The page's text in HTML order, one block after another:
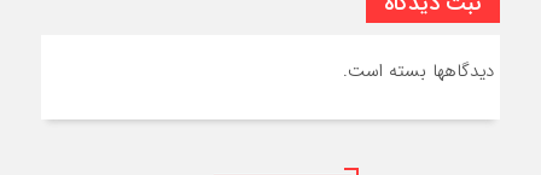
دیدگاهها بسته است.